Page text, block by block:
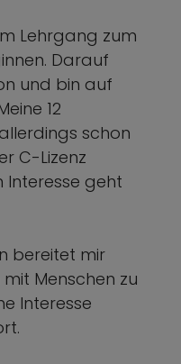
Lehrgang zum
Darauf
und bin auf
12
schon
C-Lizenz
Interesse geht
bereitet mir
Menschen zu
Interesse